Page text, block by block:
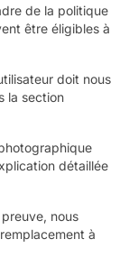
de la politique
être éligibles à
doit nous
la section
détaillée
nous
à